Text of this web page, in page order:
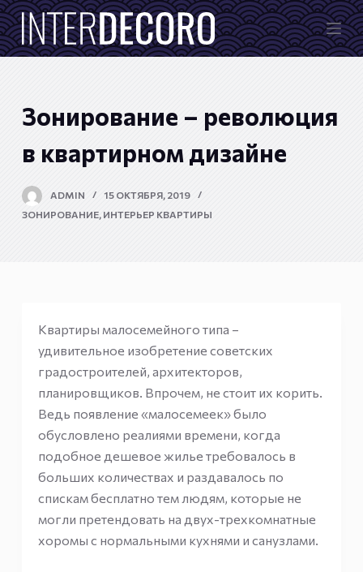
П
е
р
у
Зонирование – революция
в квартирном дизайне
ADMIN
15 ОКТЯБРЯ, 2019
ЗОНИРОВАНИЕ, ИНТЕРЬЕР КВАРТИРЫ
Квартиры малосемейного типа –
удивительное изобретение советских
градостроителей, архитекторов,
планировщиков. Впрочем, не стоит их корить.
Ведь появление «малосемеек» было
обусловлено реалиями времени, когда
подобное дешевое жилье требовалось в
больших количествах и раздавалось по
спискам бесплатно тем людям, которые не
могли претендовать на двух-трехкомнатные
хоромы с нормальными кухнями и санузлами.